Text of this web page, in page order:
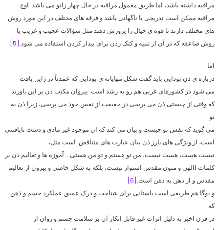
مراقبه داشته باشد، اما طریق معمول مراقبه در حال چهار زانو می باشد. اوج
مراقبه ممکن است تدریجی یا ناگهانی باشد و فرقه های مختلف در این مورد روش
های مختلف دارند تا قوه ی خیال را پرورش دهند مثل سؤالات عجیب و غریب یا
روش صاعقه که در آن از تنبیه و کتک زدن برای بیدار کردن استفاده می شود. [5]
اما
درباره ی ذن بودایی باید گفت شکل مهایانه ی بودایی که عمدتاً در ژاپن یافت
می شود در کشورهای غربی هم رو به رشد است. پیروان مکتب ذن بر این باورند
که وقتی از چیستی ذن می پرسی در حقیقت از نفس خود می پرسی، زیرا ذن به
تو
می گوید که نفس تو چیست و بیان می کند که آن موجود غیر مادی و دست نایافتنی
است، از ویژگی های بارز ذن بیان عبارت های متناقض است مثل،
نیست هست، هست نیست، من تو هستم و تو من هستی… آموزه ها و تعالیم ذن بر
کلمات االهی و متون مقدس استوار نیست، بلکه به شکل خاصی و بیرون از تعالیم
مقدس و از ذهن به ذهن است. [6]
و یوگا هم طریقی است باستانی برای شناخت و درک عمیق عملکرد جسم و ذهن
که
در قرن اخیر به دلیل اثرات غیر قابل انکار آن بر سلامت جسم و روان از